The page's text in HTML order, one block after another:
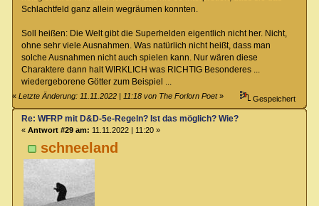
Schlachtfeld ganz allein wegräumen konnten.
Soll heißen: Die Welt gibt die Superhelden eigentlich nicht her. Nicht,
ohne sehr viele Ausnahmen. Was natürlich nicht heißt, dass man
solche Ausnahmen nicht auch spielen kann. Nur wären diese
Charaktere dann halt WIRKLICH was RICHTIG Besonderes ...
wiedergeborene Götter zum Beispiel ...
«Letzte Änderung: 11.11.2022 | 11:18 von The Forlorn Poet» Gespeichert
schneeland
Re: WFRP mit D&D-5e-Regeln? Ist das möglich? Wie?
« Antwort #29 am: 11.11.2022 | 11:20 »